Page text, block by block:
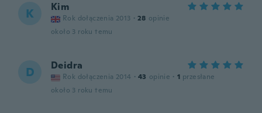
K Kim
Rok dołączenia 2013 · 28 opinie
około 3 roku temu
D Deidra
Rok dołączenia 2014 · 43 opinie · 1 przesłane
około 3 roku temu